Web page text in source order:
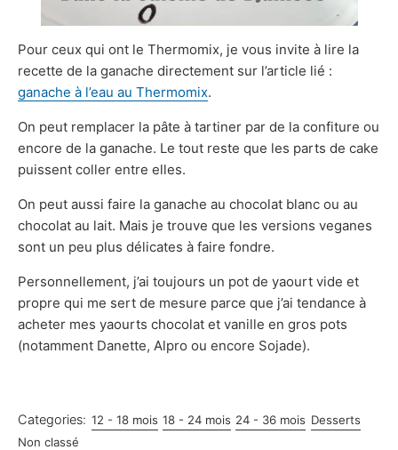
Pour ceux qui ont le Thermomix, je vous invite à lire la
recette de la ganache directement sur l’article lié :
ganache à l’eau au Thermomix.
On peut remplacer la pâte à tartiner par de la confiture ou
encore de la ganache. Le tout reste que les parts de cake
puissent coller entre elles.
On peut aussi faire la ganache au chocolat blanc ou au
chocolat au lait. Mais je trouve que les versions veganes
sont un peu plus délicates à faire fondre.
Personnellement, j’ai toujours un pot de yaourt vide et
propre qui me sert de mesure parce que j’ai tendance à
acheter mes yaourts chocolat et vanille en gros pots
(notamment Danette, Alpro ou encore Sojade).
Categories: 12 - 18 mois 18 - 24 mois 24 - 36 mois Desserts
Non classé